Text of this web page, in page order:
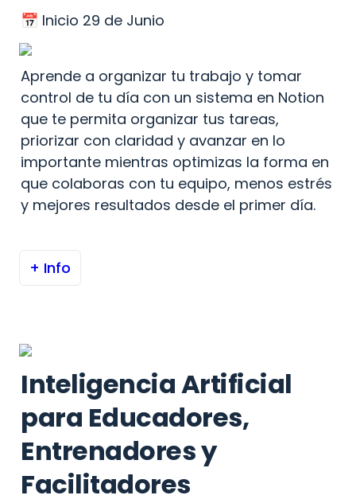
📅 Inicio 29 de Junio
Aprende a organizar tu trabajo y tomar
control de tu día con un sistema en Notion
que te permita organizar tus tareas,
priorizar con claridad y avanzar en lo
importante mientras optimizas la forma en
que colaboras con tu equipo, menos estrés
y mejores resultados desde el primer día.
+ Info
Inteligencia Artificial
para Educadores,
Entrenadores y
Facilitadores